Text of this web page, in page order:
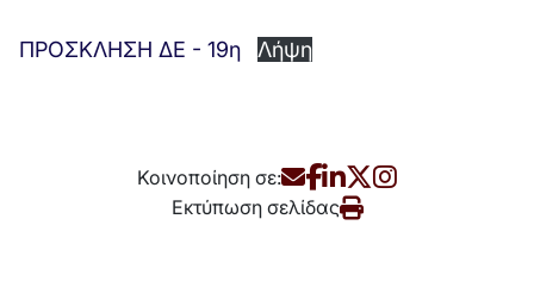
ΠΡΟΣΚΛΗΣΗ ΔΕ - 19η Λήψη
Κοινοποίηση σε:
Εκτύπωση σελίδας